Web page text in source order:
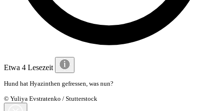
Etwa 4 Lesezeit
Hund hat Hyazinthen gefressen, was nun?
© Yuliya Evstratenko / Stutterstock